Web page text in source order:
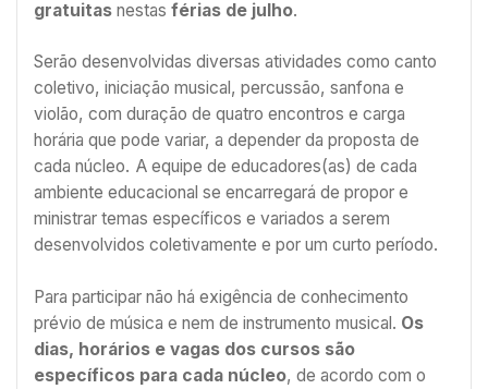
gratuitas nestas férias de julho.
Serão desenvolvidas diversas atividades como canto
coletivo, iniciação musical, percussão, sanfona e
violão, com duração de quatro encontros e carga
horária que pode variar, a depender da proposta de
cada núcleo. A equipe de educadores(as) de cada
ambiente educacional se encarregará de propor e
ministrar temas específicos e variados a serem
desenvolvidos coletivamente e por um curto período.
Para participar não há exigência de conhecimento
prévio de música e nem de instrumento musical. Os
dias, horários e vagas dos cursos são
específicos para cada núcleo, de acordo com o